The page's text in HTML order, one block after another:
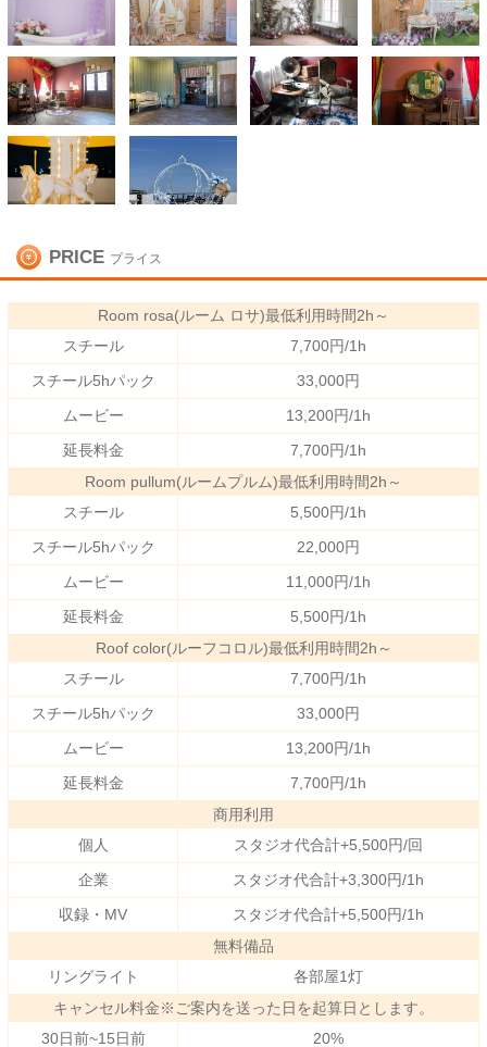
PRICE プライス
Room rosa(ルーム ロサ)最低利用時間2h～
スチール
7,700円/1h
スチール5hパック
33,000円
ムービー
13,200円/1h
延長料金
7,700円/1h
Room pullum(ルームプルム)最低利用時間2h～
スチール
5,500円/1h
スチール5hパック
22,000円
ムービー
11,000円/1h
延長料金
5,500円/1h
Roof color(ルーフコロル)最低利用時間2h～
スチール
7,700円/1h
スチール5hパック
33,000円
ムービー
13,200円/1h
延長料金
7,700円/1h
商用利用
個人
スタジオ代合計+5,500円/回
企業
スタジオ代合計+3,300円/1h
収録・MV
スタジオ代合計+5,500円/1h
無料備品
リングライト
各部屋1灯
キャンセル料金※ご案内を送った日を起算日とします。
30日前~15日前
20%